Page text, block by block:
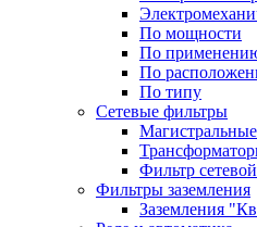
По мощности
По
По
По типу
Сетевые фильтры
Фильтр
Фильтры заземления
Заземления